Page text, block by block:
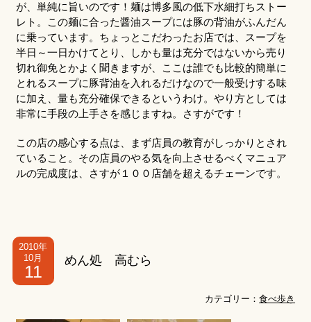
が、単純に旨いのです！麺は博多風の低下水細打ちストー
レト。この麺に合った醤油スープには豚の背油がふんだん
に乗っています。ちょっとこだわったお店では、スープを
半日～一日かけてとり、しかも量は充分ではないから売り
切れ御免とかよく聞きますが、ここは誰でも比較的簡単に
とれるスープに豚背油を入れるだけなので一般受けする味
に加え、量も充分確保できるというわけ。やり方としては
非常に手段の上手さを感じますね。さすがです！
この店の感心する点は、まず店員の教育がしっかりとされ
ていること。その店員のやる気を向上させるべくマニュア
ルの完成度は、さすが１００店舗を超えるチェーンです。
2010年
10月
11
めん処 高むら
カテゴリー：食べ歩き